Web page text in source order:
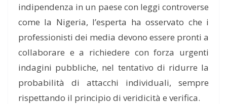
indipendenza in un paese con leggi controverse
come la Nigeria, l’esperta ha osservato che i
professionisti dei media devono essere pronti a
collaborare e a richiedere con forza urgenti
indagini pubbliche, nel tentativo di ridurre la
probabilità di attacchi individuali, sempre
rispettando il principio di veridicità e verifica.